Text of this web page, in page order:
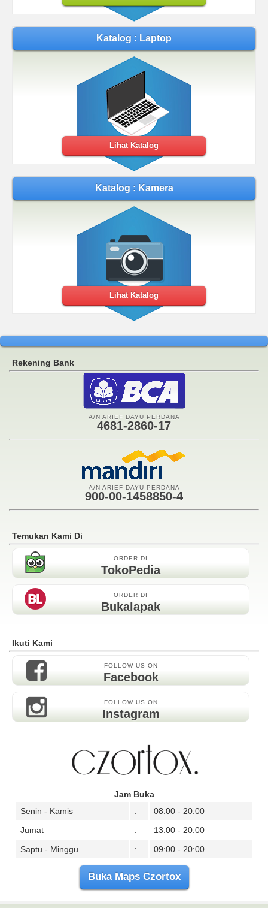
Katalog : Laptop
Lihat Katalog
Katalog : Kamera
Lihat Katalog
Rekening Bank
A/N ARIEF DAYU PERDANA
4681-2860-17
A/N ARIEF DAYU PERDANA
900-00-1458850-4
Temukan Kami Di
ORDER DI
TokoPedia
ORDER DI
Bukalapak
Ikuti Kami
FOLLOW US ON
Facebook
FOLLOW US ON
Instagram
Jam Buka
Senin - Kamis
:
08:00 - 20:00
Jumat
:
13:00 - 20:00
Saptu - Minggu
: 09:00 - 20:00
Buka Maps Czortox